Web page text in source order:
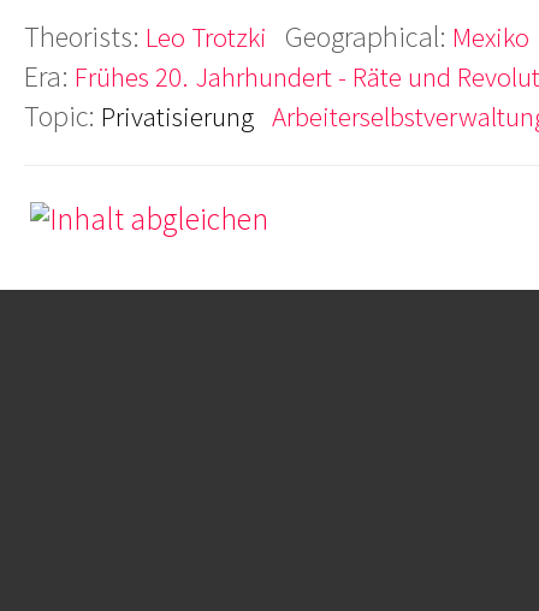
Theorists: Leo Trotzki Geographical: Mexiko
Era: Frühes 20. Jahrhundert - Räte und
Topic: Privatisierung